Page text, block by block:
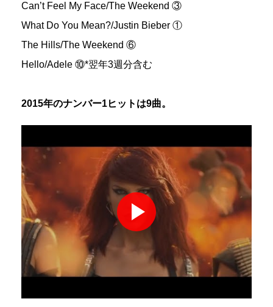
Can’t Feel My Face/The Weekend ③
What Do You Mean?/Justin Bieber ①
The Hills/The Weekend ⑥
Hello/Adele ⑩*翌年3週分含む
2015年のナンバー1ヒットは9曲。